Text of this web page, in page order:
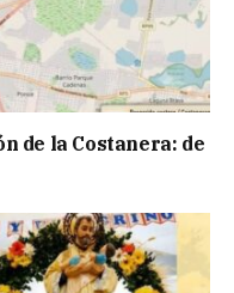
de la Costanera: de